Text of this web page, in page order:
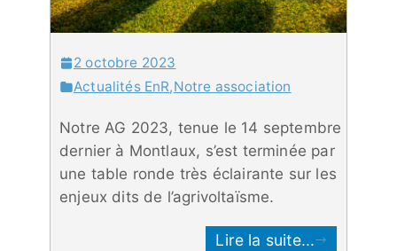
2 octobre 2023
Actualités EnR,Notre association
Notre AG 2023, tenue le 14 septembre
dernier à Montlaux, s’est terminée par
une table ronde très éclairante sur les
enjeux dits de l’agrivoltaïsme.
Lire la suite...